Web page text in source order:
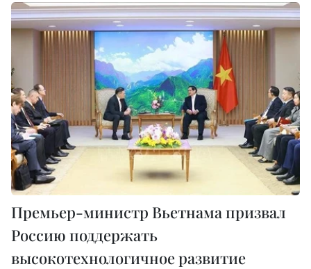
Премьер-министр Вьетнама призвал
Россию поддержать
высокотехнологичное развитие